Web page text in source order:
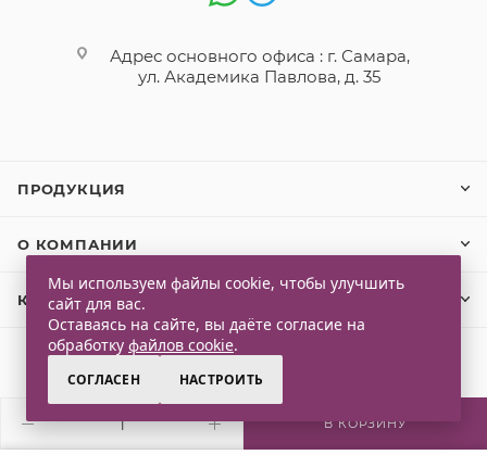
В КОРЗИНУ
Адрес основного офиса : г. Самара,
ул. Академика Павлова, д. 35
ПРОДУКЦИЯ
О КОМПАНИИ
КЛИЕНТАМ
Мы используем файлы cookie, чтобы улучшить
сайт для вас.
Оставаясь на сайте, вы даёте согласие на
обработку файлов cookie.
СОГЛАСЕН НАСТРОИТЬ